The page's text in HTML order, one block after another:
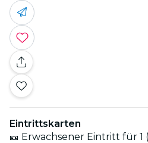
Eintrittskarten
🎫 Erwachsener Eintritt für 1